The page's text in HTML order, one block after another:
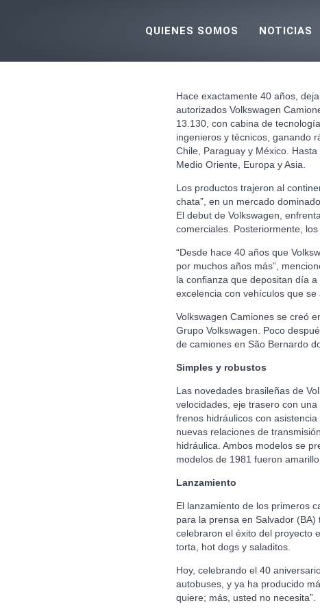
QUIENES SOMOS NOTICIAS
Hace exactamente 40 años,
autorizados Volkswagen
13.130, con cabina de
ingenieros y técnicos, ganando
Chile, Paraguay y México.
Medio Oriente, Europa y Asia.
Los productos trajeron al
chata”, en un mercado
El debut de Volkswagen,
comerciales. Posteriormente,
“Desde hace 40 años que
por muchos años más”,
la confianza que depositan día
excelencia con vehículos que se
Volkswagen Camiones se creó
Grupo Volkswagen. Poco
de camiones en São Bernardo
Simples y robustos
Las novedades brasileñas de
velocidades, eje trasero con
frenos hidráulicos con
nuevas relaciones de
hidráulica. Ambos modelos se
modelos de 1981 fueron
Lanzamiento
El lanzamiento de los primeros
para la prensa en Salvador
celebraron el éxito del proyecto
torta, hot dogs y saladitos.
Hoy, celebrando el 40
autobuses, y ya ha producido
quiere; más, usted no necesita”.